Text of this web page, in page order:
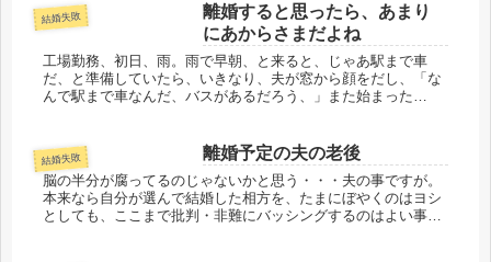
らいの、つまらない事でもめる。学習
して、...
結婚失敗
離婚すると思ったら、あまり
にあからさまだよね
工場勤務、初日、雨。雨で早朝、と来ると、じゃあ駅まで車
だ、と準備していたら、いきなり、夫が窓から顔をだし、「な
んで駅まで車なんだ、バスがあるだろう、」また始まった
結婚失敗 離婚予定の夫の老後
脳の半分が腐ってるのじゃないかと思う・・・夫の事ですが。
本来なら自分が選んで結婚した相方を、たまにぼやくのはヨシ
としても、ここまで批判・非難にバッシングするのはよい事で